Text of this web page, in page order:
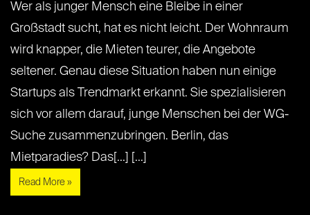
Wer als junger Mensch eine Bleibe in einer
Großstadt sucht, hat es nicht leicht. Der Wohnraum
wird knapper, die Mieten teurer, die Angebote
seltener. Genau diese Situation haben nun einige
Startups als Trendmarkt erkannt. Sie spezialisieren
sich vor allem darauf, junge Menschen bei der WG-
Suche zusammenzubringen. Berlin, das
Mietparadies? Das[...] [...]
Read More »